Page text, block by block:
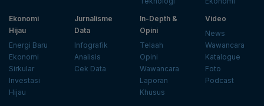
Ekonomi
Hijau
Energi Baru
Ekonomi
Sirkular
Investasi
Hijau
Jurnalisme
Data
Infografik
Analisis
Cek Data
In-Depth &
Opini
Telaah
Opini
Wawancara
Laporan
Khusus
Video
News
Wawancara
Katalogue
Foto
Podcast